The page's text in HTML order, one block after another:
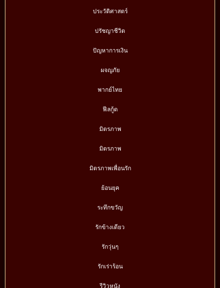
ประวัติศาสตร์
ปรัชญาชีวิต
ปัญหาการเงิน
ผจญภัย
พากย์ไทย
ฟีลกู้ด
มิตรภาพ
มิตรภาพ
มิตรภาพเพื่อนรัก
ย้อนยุค
ระทึกขวัญ
รักข้างเดียว
รักวุ่นๆ
รักเร่าร้อน
รีวิวหนัง